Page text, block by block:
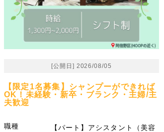
[公開日] 2026/08/05
【限定1名募集】シャンプーができれば
OK！未経験・新卒・ブランク・主婦/主
夫歓迎
職種
【パート】アシスタント（美容